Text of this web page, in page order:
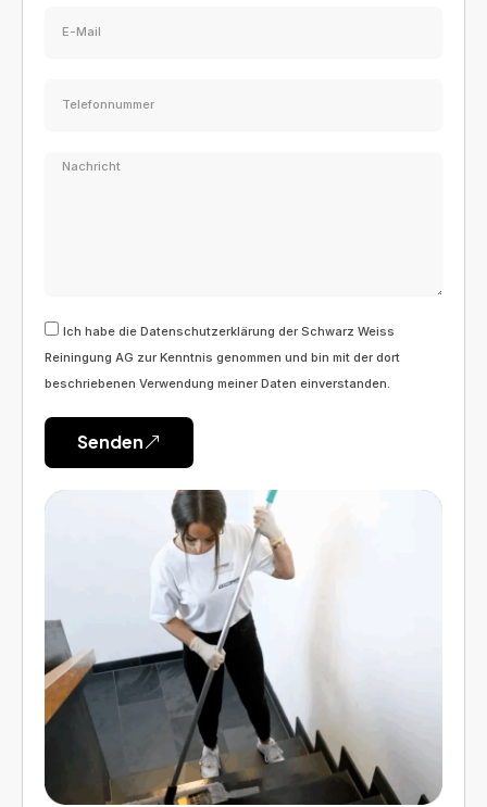
Ich habe die Datenschutzerklärung der Schwarz Weiss
Reiningung AG zur Kenntnis genommen und bin mit der dort
beschriebenen Verwendung meiner Daten einverstanden.
Senden